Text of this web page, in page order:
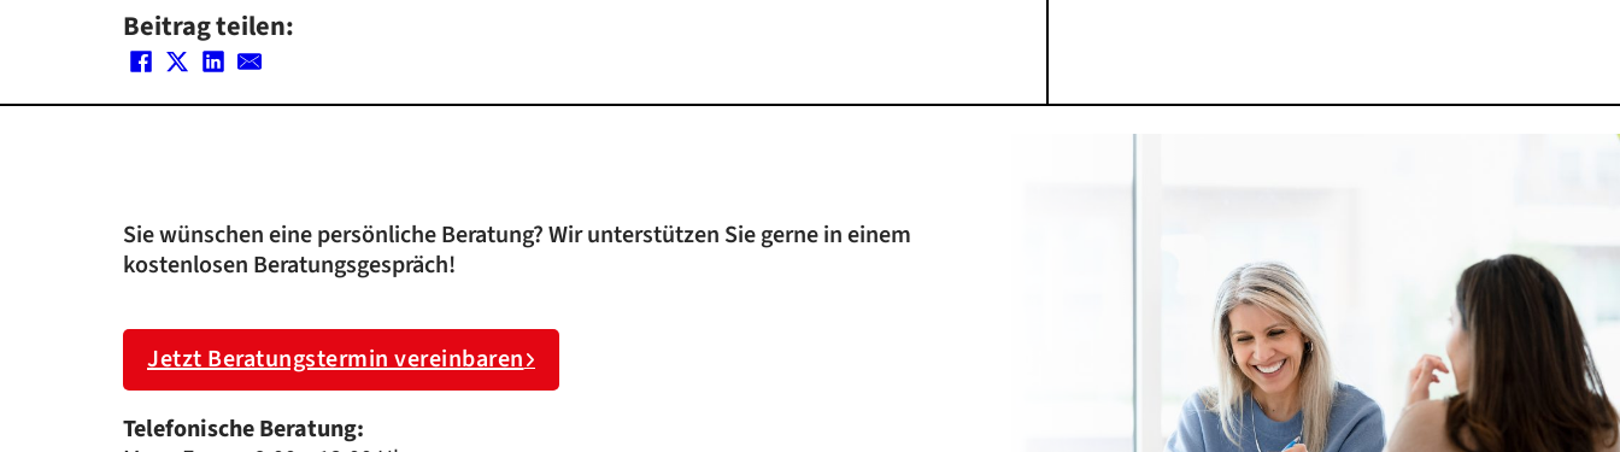
Beitrag teilen:
Sie wünschen eine persönliche Beratung? Wir unterstützen Sie gerne in einem
kostenlosen Beratungsgespräch!
Jetzt Beratungstermin vereinbaren
Telefonische Beratung: